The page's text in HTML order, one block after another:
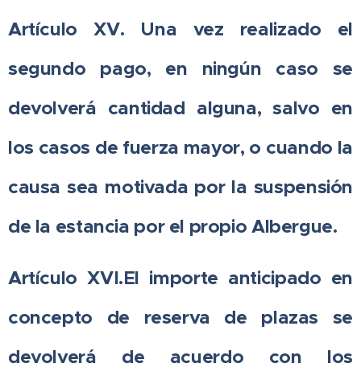
Artículo XV. Una vez realizado el
segundo pago, en ningún caso se
devolverá cantidad alguna, salvo en
los casos de fuerza mayor, o cuando la
causa sea motivada por la suspensión
de la estancia por el propio Albergue.
Artículo XVI.El importe anticipado en
concepto de reserva de plazas se
devolverá de acuerdo con los